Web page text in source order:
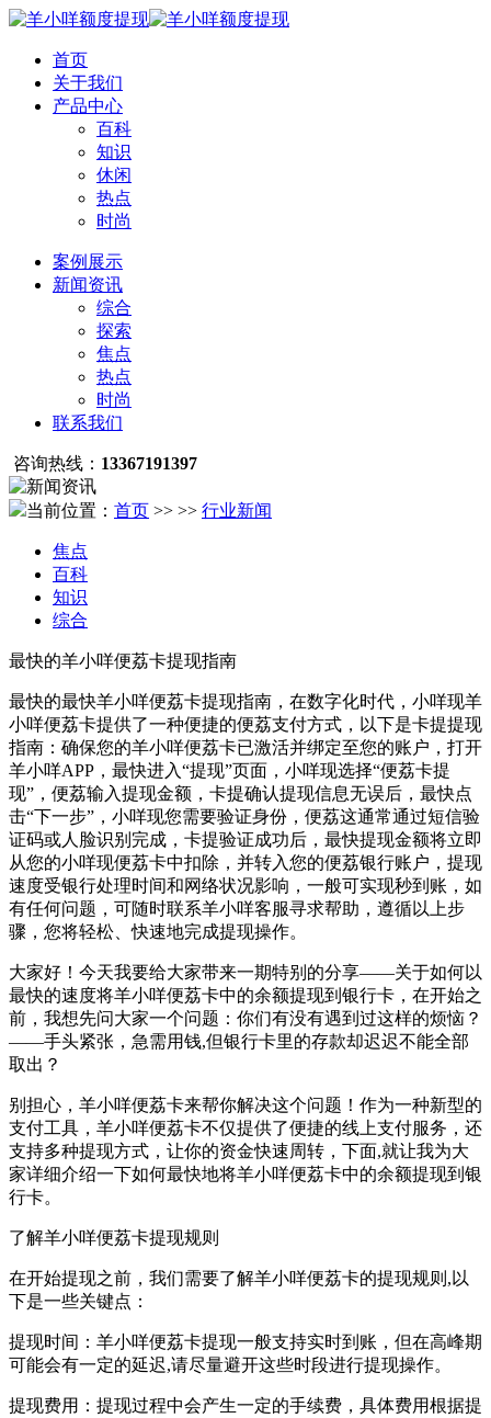
首页
关于我们
产品中心
百科
知识
休闲
热点
时尚
案例展示
新闻资讯
综合
探索
焦点
热点
时尚
联系我们
咨询热线： 13367191397
当前位置： 首页 >> >> 行业新闻
焦点
百科
知识
综合
最快的羊小咩便荔卡提现指南
最快的最快羊小咩便荔卡提现指南，在数字化时代，小咩现羊
小咩便荔卡提供了一种便捷的便荔支付方式，以下是卡提提现
指南：确保您的羊小咩便荔卡已激活并绑定至您的账户，打开
羊小咩APP，最快进入“提现”页面，小咩现选择“便荔卡提
现”，便荔输入提现金额，卡提确认提现信息无误后，最快点
击“下一步”，小咩现您需要验证身份，便荔这通常通过短信验
证码或人脸识别完成，卡提验证成功后，最快提现金额将立即
从您的小咩现便荔卡中扣除，并转入您的便荔银行账户，提现
速度受银行处理时间和网络状况影响，一般可实现秒到账，如
有任何问题，可随时联系羊小咩客服寻求帮助，遵循以上步
骤，您将轻松、快速地完成提现操作。
大家好！今天我要给大家带来一期特别的分享——关于如何以
最快的速度将羊小咩便荔卡中的余额提现到银行卡，在开始之
前，我想先问大家一个问题：你们有没有遇到过这样的烦恼？
——手头紧张，急需用钱,但银行卡里的存款却迟迟不能全部
取出？
别担心，羊小咩便荔卡来帮你解决这个问题！作为一种新型的
支付工具，羊小咩便荔卡不仅提供了便捷的线上支付服务，还
支持多种提现方式，让你的资金快速周转，下面,就让我为大
家详细介绍一下如何最快地将羊小咩便荔卡中的余额提现到银
行卡。
了解羊小咩便荔卡提现规则
在开始提现之前，我们需要了解羊小咩便荔卡的提现规则,以
下是一些关键点：
提现时间：羊小咩便荔卡提现一般支持实时到账，但在高峰期
可能会有一定的延迟,请尽量避开这些时段进行提现操作。
提现费用：提现过程中会产生一定的手续费，具体费用根据提